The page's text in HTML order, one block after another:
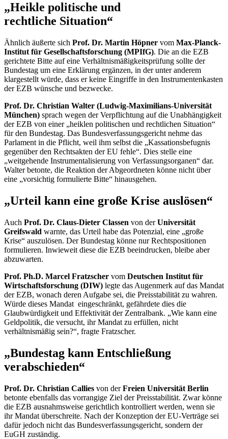
„Heikle politische und
rechtliche Situation“
Ähnlich äußerte sich Prof. Dr. Martin Höpner vom Max-Planck-
Institut für Gesellschaftsforschung (MPIfG). Die an die EZB
gerichtete Bitte auf eine Verhältnismäßigkeitsprüfung sollte der
Bundestag um eine Erklärung ergänzen, in der unter anderem
klargestellt würde, dass er keine Eingriffe in den Instrumentenkasten
der EZB wünsche und bezwecke.
Prof. Dr. Christian Walter (Ludwig-Maximilians-Universität
München) sprach wegen der Verpflichtung auf die Unabhängigkeit
der EZB von einer „heiklen politischen und rechtlichen Situation“
für den Bundestag. Das Bundesverfassungsgericht nehme das
Parlament in die Pflicht, weil ihm selbst die „Kassationsbefugnis
gegenüber den Rechtsakten der EU fehle“. Dies stelle eine
„weitgehende Instrumentalisierung von Verfassungsorganen“ dar.
Walter betonte, die Reaktion der Abgeordneten könne nicht über
eine „vorsichtig formulierte Bitte“ hinausgehen.
„Urteil kann eine große Krise auslösen“
Auch Prof. Dr. Claus-Dieter Classen von derUniversität
Greifswald warnte, das Urteil habe das Potenzial, eine „große
Krise“ auszulösen. Der Bundestag könne nur Rechtspositionen
formulieren. Inwieweit diese die EZB beeindrucken, bleibe aber
abzuwarten.
Prof. Ph.D. Marcel Fratzscher vom Deutschen Institut für
Wirtschaftsforschung (DIW) legte das Augenmerk auf das Mandat
der EZB, wonach deren Aufgabe sei, die Preisstabilität zu wahren.
Würde dieses Mandat eingeschränkt, gefährdete dies die
Glaubwürdigkeit und Effektivität der Zentralbank. „Wie kann eine
Geldpolitik, die versucht, ihr Mandat zu erfüllen, nicht
verhältnismäßig sein?“, fragte Fratzscher.
„Bundestag kann Entschließung
verabschieden“
Prof. Dr. Christian Callies von derFreien Universität Berlin
betonte ebenfalls das vorrangige Ziel der Preisstabilität. Zwar könne
die EZB ausnahmsweise gerichtlich kontrolliert werden, wenn sie
ihr Mandat überschreite. Nach der Konzeption der EU-Verträge sei
dafür jedoch nicht das Bundesverfassungsgericht, sondern der
EuGH zuständig.